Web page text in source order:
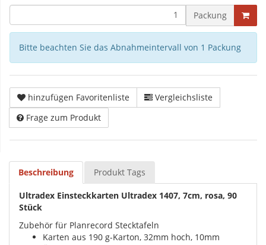
Packung
Bitte beachten Sie das Abnahmeintervall von 1 Packung
hinzufügen Favoritenliste
Vergleichsliste
Frage zum Produkt
Beschreibung Produkt Tags
Ultradex Einsteckkarten Ultradex 1407, 7cm, rosa, 90
Stück
Zubehör für Planrecord Stecktafeln
Karten aus 190 g-Karton, 32mm hoch, 10mm